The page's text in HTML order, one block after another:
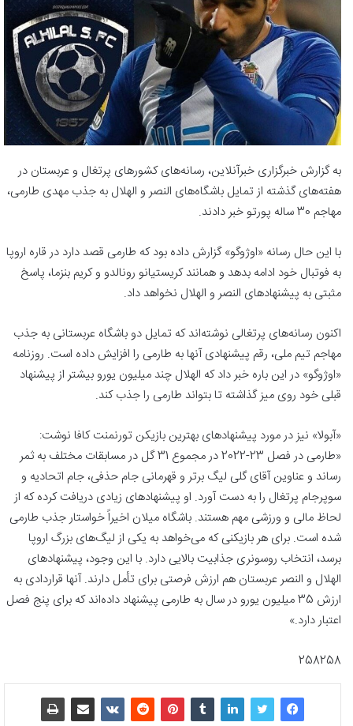
به گزارش خبرگزاری خبرآنلاین، رسانه‌های کشورهای پرتغال و عربستان در
هفته‌های گذشته از تمایل باشگاه‌های النصر و الهلال به جذب مهدی طارمی،
مهاجم 30 ساله پورتو خبر دادند.
با این حال رسانه «اوژوگو» گزارش داده بود که طارمی قصد دارد در قاره اروپا
به فوتبال خود ادامه بدهد و همانند کریستیانو رونالدو و کریم بنزما، پاسخ
مثبتی به پیشنهادهای النصر و الهلال نخواهد داد.
اکنون رسانه‌های پرتغالی نوشته‌اند که تمایل دو باشگاه عربستانی به جذب
مهاجم تیم ملی، رقم پیشنهادی آنها به طارمی را افزایش داده است. روزنامه
«اوژوگو» در این باره خبر داد که الهلال چند میلیون یورو بیشتر از پیشنهاد
قبلی خود روی میز گذاشته تا بتواند طارمی را جذب کند.
«آبولا» نیز در مورد پیشنهادهای بهترین بازیکن تورنمنت کافا نوشت:
«طارمی در فصل 23-2022 در مجموع 31 گل در مسابقات مختلف به ثمر
رساند و عناوین آقای گلی لیگ برتر و قهرمانی جام حذفی، جام اتحادیه و
سوپرجام پرتغال را به دست آورد. او پیشنهادهای زیادی دریافت کرده که از
لحاظ مالی و ورزشی مهم هستند. باشگاه میلان اخیراً خواستار جذب طارمی
شده است. برای هر بازیکنی که می‌خواهد به یکی از لیگ‌های بزرگ اروپا
برسد، انتخاب روسونری جذابیت بالایی دارد. با این وجود، پیشنهادهای
الهلال و النصر عربستان هم ارزش فرصتی برای تأمل دارند. آنها قراردادی به
ارزش 35 میلیون یورو در سال به طارمی پیشنهاد داده‌اند که برای پنج فصل
اعتبار دارد.»
258258